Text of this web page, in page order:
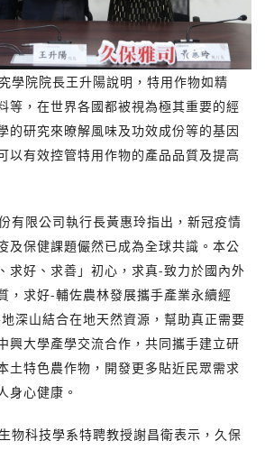
院院長王升陽說明，特用作物如精
等，在世界各國都被視為極其重要的經
的研究來暸解風味及功效成份等的基因
以有效控管特用作物的產品品質及提高
限公司執行長黃惠玲指出，新冠疫情
及保健課題儼然已成為全球共識。本公
求好、求善」初心，求真-致力於國內外
，求好-輔佐農林發展攜手產業永續經
深山結合在地天然資源，幫助真正需要
興大學產學交流合作，共同攜手建立研
土特色農作物，開發更多貼近民眾需求
身心健康。
科技學系特聘教授謝昌衛表示，久保